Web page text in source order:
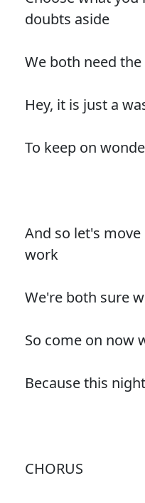
doubts aside
We both need
Hey, it is just a
To keep on
And so let's
work
We're both sure
So come on now
Because this
CHORUS